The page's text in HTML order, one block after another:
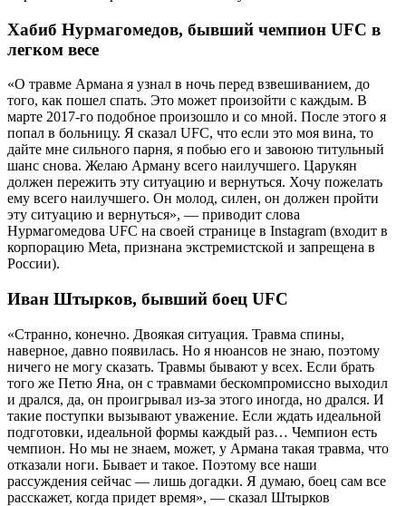
Хабиб Нурмагомедов, бывший чемпион UFC в
легком весе
«О травме Армана я узнал в ночь перед взвешиванием, до
того, как пошел спать. Это может произойти с каждым. В
марте 2017-го подобное произошло и со мной. После этого я
попал в больницу. Я сказал UFC, что если это моя вина, то
дайте мне сильного парня, я побью его и завоюю титульный
шанс снова. Желаю Арману всего наилучшего. Царукян
должен пережить эту ситуацию и вернуться. Хочу пожелать
ему всего наилучшего. Он молод, силен, он должен пройти
эту ситуацию и вернуться», — приводит слова
Нурмагомедова UFC на своей странице в Instagram (входит в
корпорацию Meta, признана экстремистской и запрещена в
России).
Иван Штырков, бывший боец UFC
«Странно, конечно. Двоякая ситуация. Травма спины,
наверное, давно появилась. Но я нюансов не знаю, поэтому
ничего не могу сказать. Травмы бывают у всех. Если брать
того же Петю Яна, он с травмами бескомпромиссно выходил
и дрался, да, он проигрывал из-за этого иногда, но дрался. И
такие поступки вызывают уважение. Если ждать идеальной
подготовки, идеальной формы каждый раз… Чемпион есть
чемпион. Но мы не знаем, может, у Армана такая травма, что
отказали ноги. Бывает и такое. Поэтому все наши
рассуждения сейчас — лишь догадки. Я думаю, боец сам все
расскажет, когда придет время», — сказал Штырков